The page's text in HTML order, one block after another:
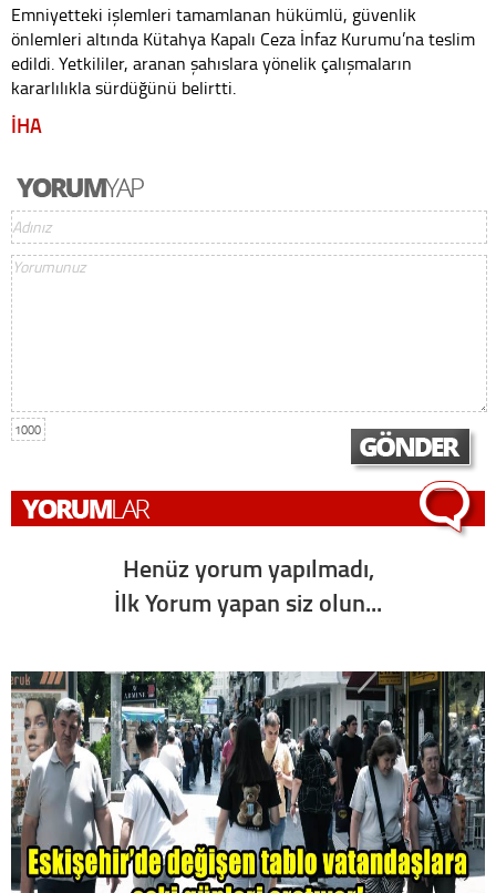
Emniyetteki işlemleri tamamlanan hükümlü, güvenlik
önlemleri altında Kütahya Kapalı Ceza İnfaz Kurumu’na teslim
edildi. Yetkililer, aranan şahıslara yönelik çalışmaların
kararlılıkla sürdüğünü belirtti.
İHA
1000
Henüz yorum yapılmadı,
İlk Yorum yapan siz olun...